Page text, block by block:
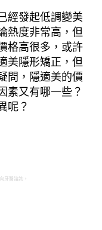
經發起低調變美
熱度非常高，但
格高很多，或許
美隱形矯正，但
問，隱適美的價
素又有哪一些？
呢？
牙醫諮詢。